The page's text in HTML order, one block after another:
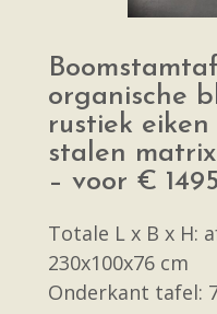
organische
rustiek
stalen
– voor €
Totale L x B x H:
230x100x76 cm
Onderkant tafel: